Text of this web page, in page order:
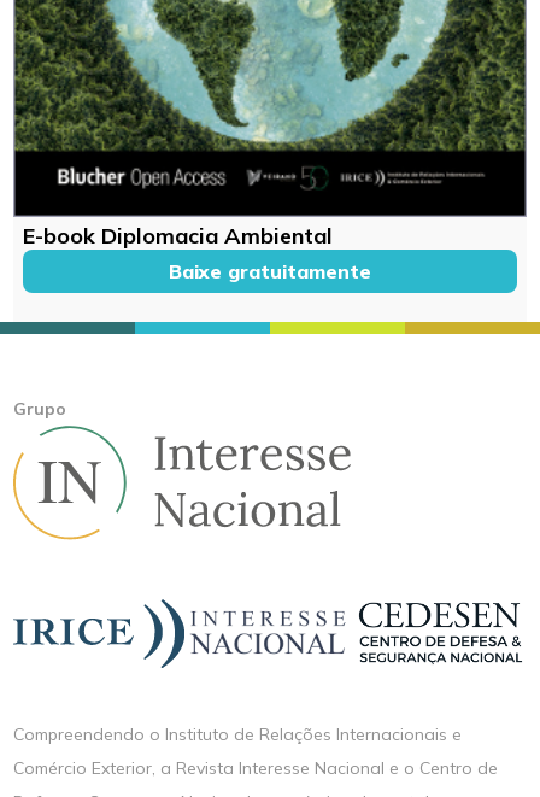
E-book Diplomacia Ambiental
Baixe gratuitamente
Grupo
Compreendendo o Instituto de Relações Internacionais e
Comércio Exterior, a Revista Interesse Nacional e o Centro de